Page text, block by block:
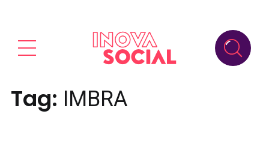
Tag: IMBRA